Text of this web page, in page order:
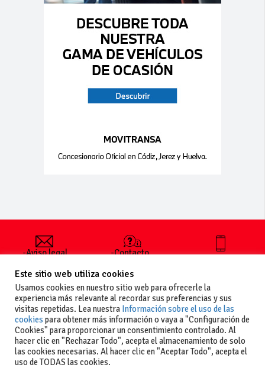
-Aviso legal
generales
de uso
-Política de
privacidad
-Política de
cookies
-Contacto
publicar un
anuncio
-Vende+
+34 627 35
Este sitio web utiliza cookies
Usamos cookies en nuestro sitio web para ofrecerle la
experiencia más relevante al recordar sus preferencias y sus
visitas repetidas. Lea nuestra Información sobre el uso de las
cookies para obtener más información o vaya a "Configuración de
Cookies" para proporcionar un consentimiento controlado. Al
hacer clic en "Rechazar Todo", acepta el almacenamiento de solo
las cookies necesarias. Al hacer clic en "Aceptar Todo", acepta el
uso de TODAS las cookies.